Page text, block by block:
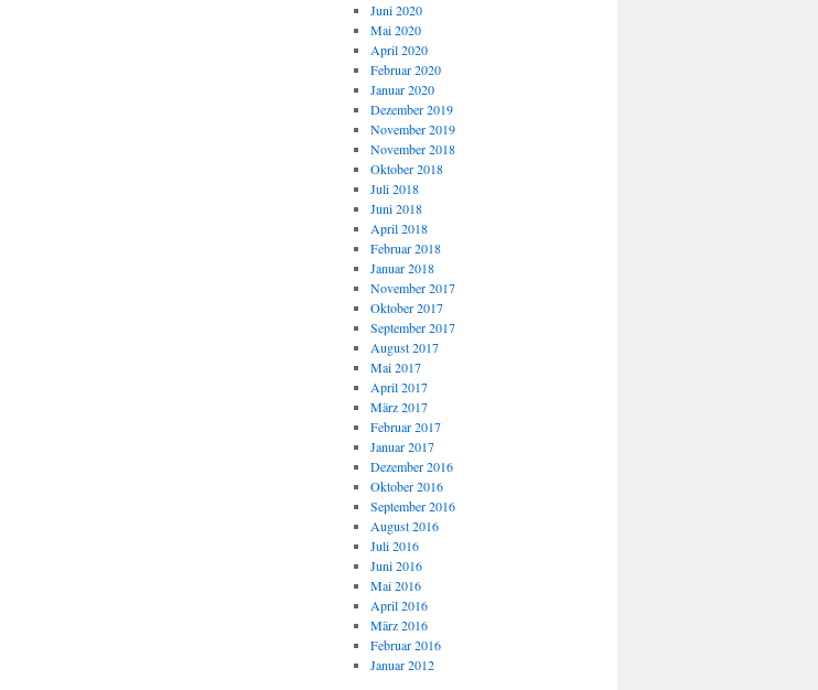
Juni 2020
Mai 2020
April 2020
Februar 2020
Januar 2020
Dezember 2019
November 2019
November 2018
Oktober 2018
Juli 2018
Juni 2018
April 2018
Februar 2018
Januar 2018
November 2017
Oktober 2017
September 2017
August 2017
Mai 2017
April 2017
März 2017
Februar 2017
Januar 2017
Dezember 2016
Oktober 2016
September 2016
August 2016
Juli 2016
Juni 2016
Mai 2016
April 2016
März 2016
Februar 2016
Januar 2012